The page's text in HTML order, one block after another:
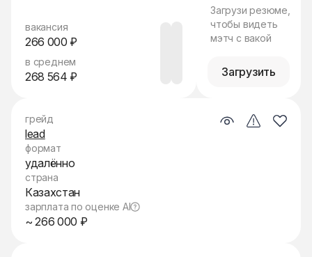
вакансия
266 000 ₽
в среднем
268 564 ₽
Загрузи резюме,
чтобы видеть
мэтч с вакой
Загрузить
грейд
lead
формат
удалённо
страна
Казахстан
зарплата по оценке AI
~ 266 000 ₽